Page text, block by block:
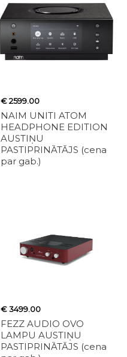
€ 2599.00
NAIM UNITI ATOM
HEADPHONE EDITION
AUSTIŅU
PASTIPRINĀTĀJS (cena
par gab.)
€ 3499.00
FEZZ AUDIO OVO
LAMPU AUSTIŅU
PASTIPRINĀTĀJS (cena